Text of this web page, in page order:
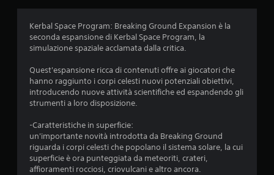
i
o
i
Kerbal Space Program: Breaking Ground Expansion è la
seconda espansione di Kerbal Space Program, la
simulazione spaziale acclamata dalla critica.
Quest'espansione ricca di contenuti offre ai giocatori che
hanno raggiunto i corpi celesti nuovi potenziali obiettivi,
introducendo nuove attività scientifiche ed espandendo gli
strumenti a loro disposizione.
-Caratteristiche in superficie:
un'importante novità introdotta da Breaking Ground
riguarda i corpi celesti che popolano il sistema solare, la cui
superficie è ora punteggiata da meteoriti, crateri,
affioramenti rocciosi, criovulcani e altro ancora.